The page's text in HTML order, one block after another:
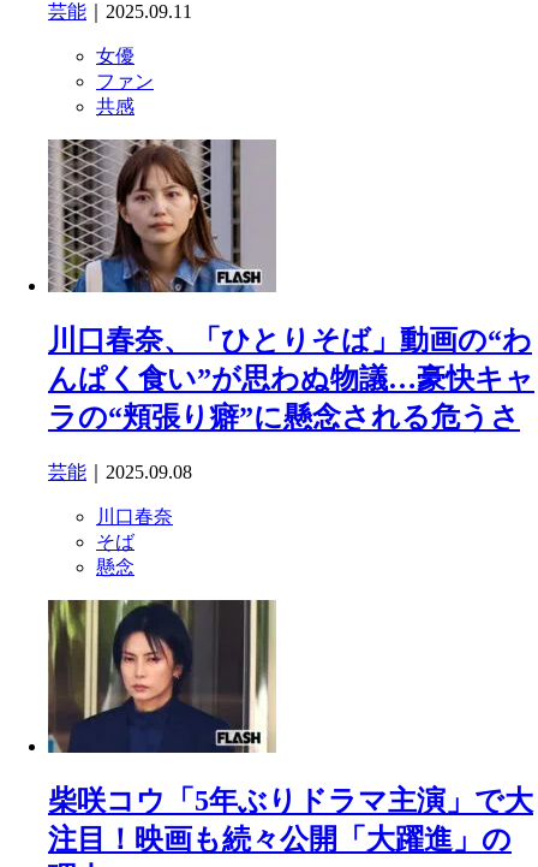
芸能 ｜2025.09.11
女優
ファン
共感
川口春奈、「ひとりそば」動画の“わ
んぱく食い”が思わぬ物議…豪快キャ
ラの“頬張り癖”に懸念される危うさ
芸能 ｜2025.09.08
川口春奈
そば
懸念
柴咲コウ「5年ぶりドラマ主演」で大
注目！映画も続々公開「大躍進」の